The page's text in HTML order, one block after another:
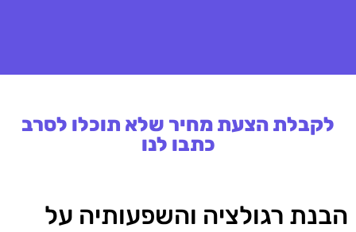
לקבלת הצעת מחיר שלא תוכלו לסרב
כתבו לנו
הבנת רגולציה והשפעותיה על